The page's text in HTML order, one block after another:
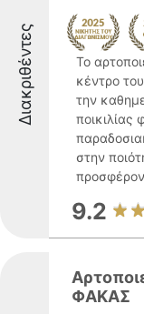
Διακριθέντες
Το
κέντρο
την
στην
9.2
ΦΑΚΑΣ